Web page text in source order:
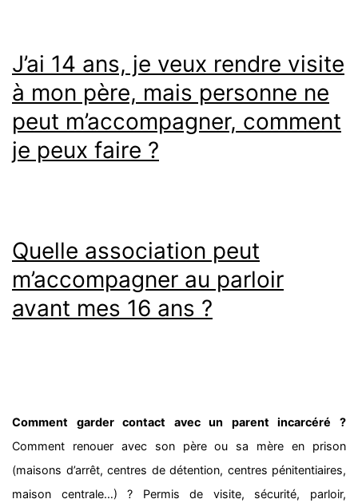
J’ai 14 ans, je veux rendre visite
à mon père, mais personne ne
peut m’accompagner, comment
je peux faire ?
Quelle association peut
m’accompagner au parloir
avant mes 16 ans ?
Comment garder contact avec un parent incarcéré ?
Comment renouer avec son père ou sa mère en prison
(maisons d’arrêt, centres de détention, centres pénitentiaires,
maison centrale…) ? Permis de visite, sécurité, parloir,